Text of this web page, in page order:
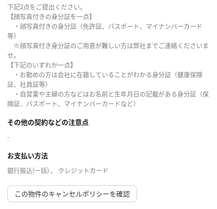
下記2点をご提出ください。
【顔写真付きの身分証を一点】
・顔写真付きの身分証（免許証、パスポート、マイナンバーカード
等）
※顔写真付き身分証のご用意が難しい方は弊社までご連絡くださいま
せ。
【下記のいずれか一点】
・お勤めの方は会社に在籍していることがわかる身分証（健康保険
証、社員証等）
・自営業や主婦の方などはお名前と生年月日の記載がある身分証（保
険証、パスポート、マイナンバーカードなど）
その他の契約などの注意点
-
お支払い方法
銀行振込(一括) 、 クレジットカード
この物件のキャンセルポリシーを確認